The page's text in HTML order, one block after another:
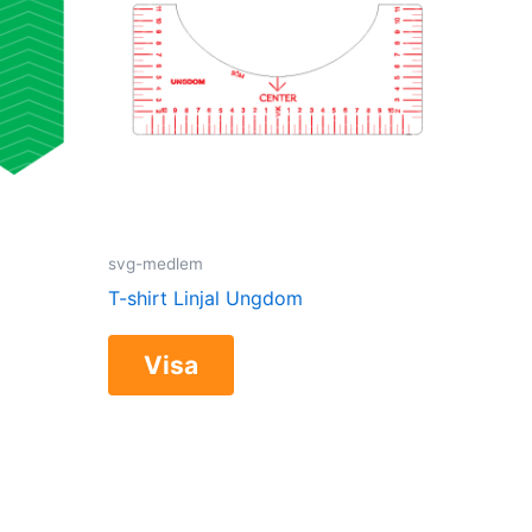
svg-medlem
T-shirt Linjal Ungdom
Visa